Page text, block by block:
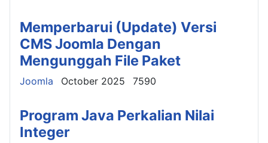
Memperbarui (Update) Versi
CMS Joomla Dengan
Mengunggah File Paket
Details
Joomla October 2025 7590
Program Java Perkalian Nilai
Integer